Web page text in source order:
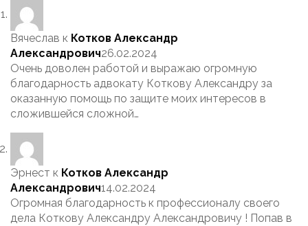
Вячеслав к Котков Александр
Александрович26.02.2024
Очень доволен работой и выражаю огромную
благодарность адвокату Коткову Александру за
оказанную помощь по защите моих интересов в
сложившейся сложной…
Эрнест к Котков Александр
Александрович14.02.2024
Огромная благодарность к профессионалу своего
дела Коткову Александру Александровичу ! Попав в